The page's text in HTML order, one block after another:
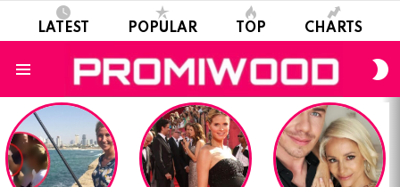
LATEST POPULAR TOP CHARTS
LATEST
STORIES